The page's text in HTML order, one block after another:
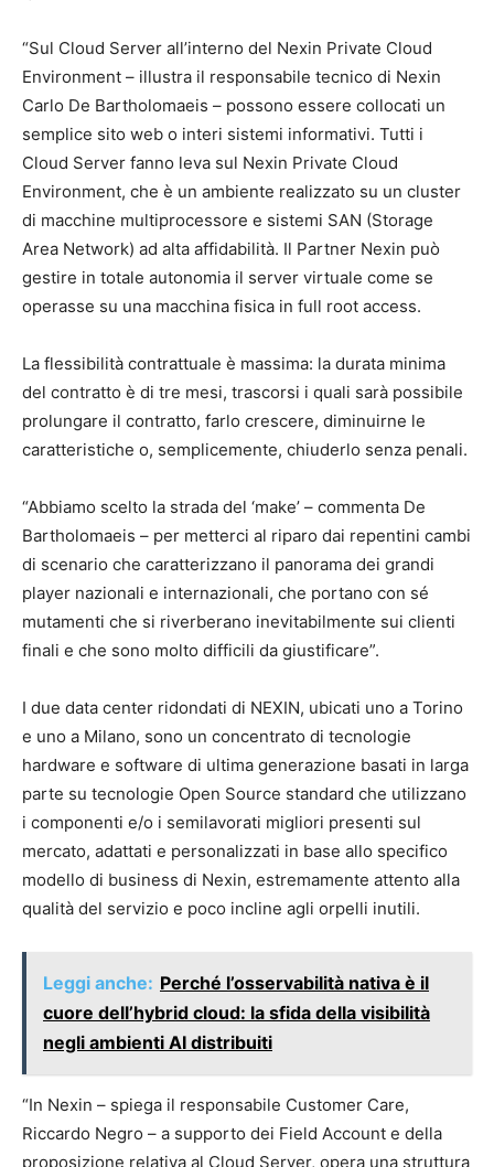
“Sul Cloud Server all’interno del Nexin Private Cloud
Environment – illustra il responsabile tecnico di Nexin
Carlo De Bartholomaeis – possono essere collocati un
semplice sito web o interi sistemi informativi. Tutti i
Cloud Server fanno leva sul Nexin Private Cloud
Environment, che è un ambiente realizzato su un cluster
di macchine multiprocessore e sistemi SAN (Storage
Area Network) ad alta affidabilità. Il Partner Nexin può
gestire in totale autonomia il server virtuale come se
operasse su una macchina fisica in full root access.
La flessibilità contrattuale è massima: la durata minima
del contratto è di tre mesi, trascorsi i quali sarà possibile
prolungare il contratto, farlo crescere, diminuirne le
caratteristiche o, semplicemente, chiuderlo senza penali.
“Abbiamo scelto la strada del ‘make’ – commenta De
Bartholomaeis – per metterci al riparo dai repentini cambi
di scenario che caratterizzano il panorama dei grandi
player nazionali e internazionali, che portano con sé
mutamenti che si riverberano inevitabilmente sui clienti
finali e che sono molto difficili da giustificare”.
I due data center ridondati di NEXIN, ubicati uno a Torino
e uno a Milano, sono un concentrato di tecnologie
hardware e software di ultima generazione basati in larga
parte su tecnologie Open Source standard che utilizzano
i componenti e/o i semilavorati migliori presenti sul
mercato, adattati e personalizzati in base allo specifico
modello di business di Nexin, estremamente attento alla
qualità del servizio e poco incline agli orpelli inutili.
Leggi anche: Perché l’osservabilità nativa è il
cuore dell’hybrid cloud: la sfida della visibilità
negli ambienti AI distribuiti
“In Nexin – spiega il responsabile Customer Care,
Riccardo Negro – a supporto dei Field Account e della
proposizione relativa al Cloud Server, opera una struttura